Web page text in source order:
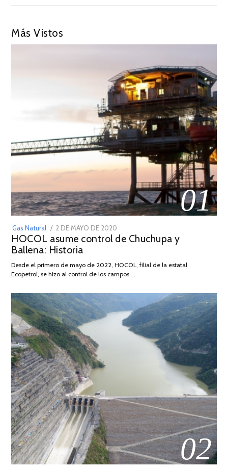
Más Vistos
01
Gas Natural
POSTED
ON
2 DE MAYO DE 2020
DE
2026
HOCOL asume control de Chuchupa y
Ballena: Historia
Desde el primero de mayo de 2022, HOCOL, filial de la estatal
Ecopetrol, se hizo al control de los campos …
02